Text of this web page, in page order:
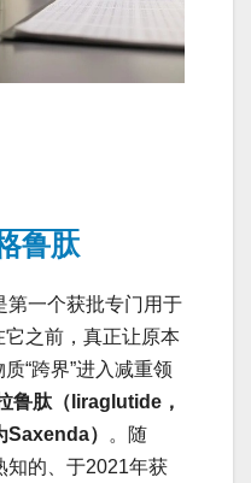
鲁肽
第一个获批专门用于
之前，真正让原本
“跨界”进入减重领
鲁肽（liraglutide，
）
。随
知的、于2021年获